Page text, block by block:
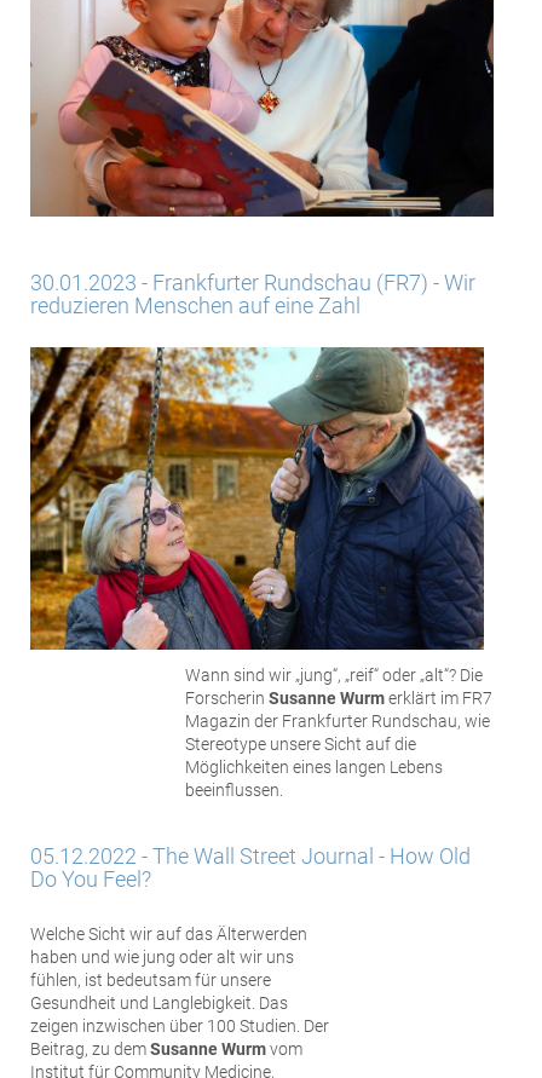
30.01.2023 - Frankfurter Rundschau (FR7) - Wir
reduzieren Menschen auf eine Zahl
Wann sind wir „jung“, „reif“ oder „alt“? Die
Forscherin Susanne Wurmerklärt im FR7
Magazin der Frankfurter Rundschau, wie
Stereotype unsere Sicht auf die
Möglichkeiten eines langen Lebens
beeinflussen.
05.12.2022 - The Wall Street Journal - How Old
Do You Feel?
Welche Sicht wir auf das Älterwerden
haben und wie jung oder alt wir uns
fühlen, ist bedeutsam für unsere
Gesundheit und Langlebigkeit. Das
zeigen inzwischen über 100 Studien. Der
Beitrag, zu demSusanne Wurmvom
Institut für Community Medicine,